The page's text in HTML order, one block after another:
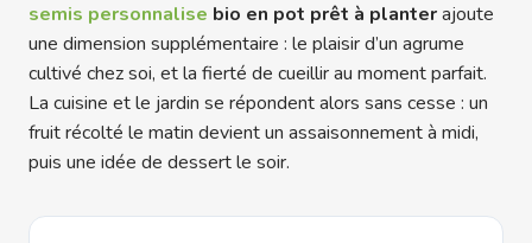
semis personnalise bio en pot prêt à planterajoute
une dimension supplémentaire : le plaisir d’un agrume
cultivé chez soi, et la fierté de cueillir au moment parfait.
La cuisine et le jardin se répondent alors sans cesse : un
fruit récolté le matin devient un assaisonnement à midi,
puis une idée de dessert le soir.